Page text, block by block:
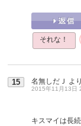
それな！
15 名無しだＪ より
2015年11月13日
キスマイは長